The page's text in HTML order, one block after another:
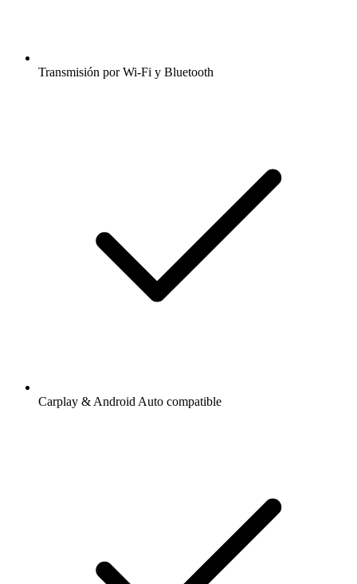
Transmisión por Wi-Fi y Bluetooth
Carplay & Android Auto compatible